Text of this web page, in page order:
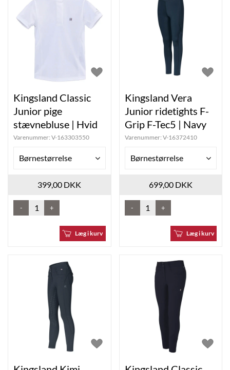
Kingsland Classic
Junior pige
stævnebluse | Hvid
Varenummer: V-163303550
Børnestørrelse
399,00 DKK
- +
Læg i kurv
Kingsland Vera
Junior ridetights F-
Grip F-Tec5 | Navy
Varenummer: V-16372410
Børnestørrelse
699,00 DKK
- +
Læg i kurv